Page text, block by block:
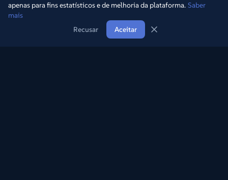
apenas para fins estatísticos e de melhoria da plataforma. Saber
mais
Recusar
Aceitar